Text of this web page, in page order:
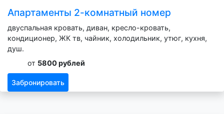
Апартаменты 2-комнатный номер
двуспальная кровать, диван, кресло-кровать,
кондиционер, ЖК тв, чайник, холодильник, утюг, кухня,
душ.
от 5800 рублей
Забронировать